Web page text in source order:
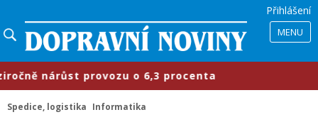
Přihlášení
MENU
nárůst provozu o 6,3 procenta
Spedice, logistika Informatika